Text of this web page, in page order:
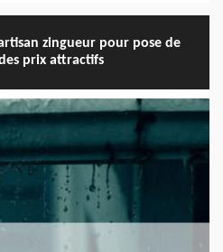
zingueur pour pose de
prix attractifs